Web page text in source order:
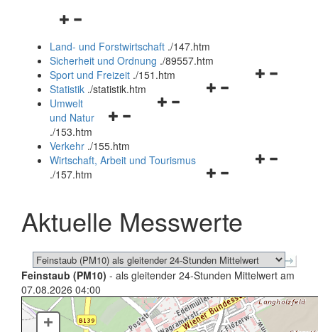
Navigationsmenü
und
schließen
Land- und Forstwirtschaft ./147.htm
Sicherheit und Ordnung ./89557.htm
Navigationsmenü
Sport und Freizeit ./151.htm
Navigationsmenü
Statistik ./statistik.htm
Navigationsmenü
und
schließen
Umwelt
und Natur
./153.htm
Verkehr ./155.htm
Navigationsmenü
schließen
Wirtschaft, Arbeit und Tourismus
./157.htm
Aktuelle Messwerte
Feinstaub (PM10) - als gleitender 24-Stunden Mittelwert am
07.08.2026 04:00
+